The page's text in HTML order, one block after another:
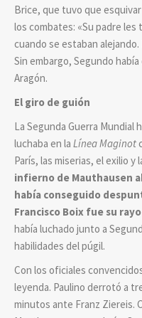
Brice, que tuvo que
los combates: «Su padre
cuando se estaban
Sin embargo, Segundo
Aragón.
El giro de guión
La Segunda Guerra Mundial
luchaba en la Línea Maginot
París, las miserias, el exilio
infierno de Mauthausen
había conseguido
Francisco Boix fue su
había luchado junto a
habilidades del púgil.
Con los oficiales
leyenda. Paulino derrotó a
minutos ante Franz Ziereis.